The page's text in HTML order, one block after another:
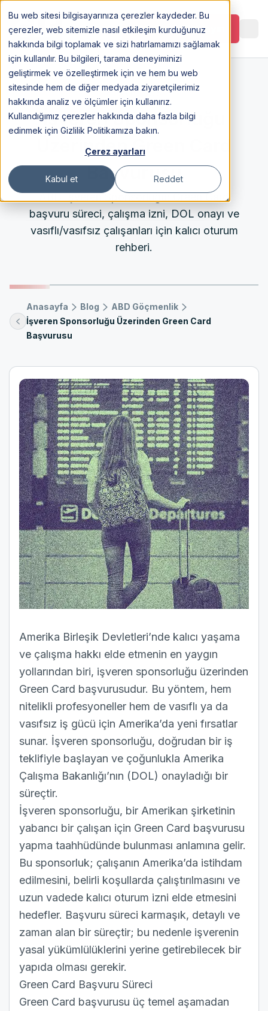
Bu web sitesi bilgisayarınıza çerezler kaydeder. Bu
çerezler, web sitemizle nasıl etkileşim kurduğunuz
hakkında bilgi toplamak ve sizi hatırlamamızı sağlamak
için kullanılır. Bu bilgileri, tarama deneyiminizi
geliştirmek ve özelleştirmek için ve hem bu web
sitesinde hem de diğer medyada ziyaretçilerimiz
hakkında analiz ve ölçümler için kullanırız.
Kullandığımız çerezler hakkında daha fazla bilgi
edinmek için Gizlilik Politikamıza bakın.
Çerez ayarları
Kabul et Reddet
Görüşme Planlayın
23 Oct 2025
İşveren Sponsorluğu
Üzerinden Green Card
Başvurusu
ABD İşveren Sponsorluğu: Green Card
başvuru süreci, çalışma izni, DOL onayı ve
vasıflı/vasıfsız çalışanları için kalıcı oturum
rehberi.
Anasayfa Blog
ABD Göçmenlik
İşveren Sponsorluğu Üzerinden Green Card
Başvurusu
Amerika Birleşik Devletleri’nde kalıcı yaşama
ve çalışma hakkı elde etmenin en yaygın
yollarından biri, işveren sponsorluğu üzerinden
Green Card başvurusudur. Bu yöntem, hem
nitelikli profesyoneller hem de vasıflı ya da
vasıfsız iş gücü için Amerika’da yeni fırsatlar
sunar. İşveren sponsorluğu, doğrudan bir iş
teklifiyle başlayan ve çoğunlukla Amerika
Çalışma Bakanlığı’nın (DOL) onayladığı bir
süreçtir.
İşveren sponsorluğu, bir Amerikan şirketinin
yabancı bir çalışan için Green Card başvurusu
yapma taahhüdünde bulunması anlamına gelir.
Bu sponsorluk; çalışanın Amerika’da istihdam
edilmesini, belirli koşullarda çalıştırılmasını ve
uzun vadede kalıcı oturum izni elde etmesini
hedefler. Başvuru süreci karmaşık, detaylı ve
zaman alan bir süreçtir; bu nedenle işverenin
yasal yükümlülüklerini yerine getirebilecek bir
yapıda olması gerekir.
Green Card Başvuru Süreci
Green Card başvurusu üç temel aşamadan